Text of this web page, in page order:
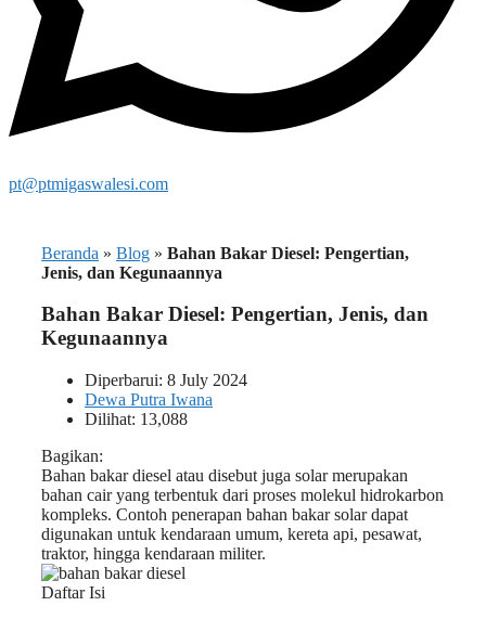
pt@ptmigaswalesi.com
Beranda » Blog » Bahan Bakar Diesel: Pengertian,
Jenis, dan Kegunaannya
Bahan Bakar Diesel: Pengertian, Jenis, dan
Kegunaannya
Diperbarui: 8 July 2024
Dewa Putra Iwana
Dilihat: 13,088
Bagikan:
Bahan bakar diesel atau disebut juga solar merupakan
bahan cair yang terbentuk dari proses molekul hidrokarbon
kompleks. Contoh penerapan bahan bakar solar dapat
digunakan untuk kendaraan umum, kereta api, pesawat,
traktor, hingga kendaraan militer.
Daftar Isi